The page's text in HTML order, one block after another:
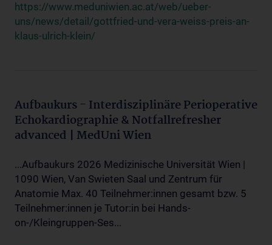
https://www.meduniwien.ac.at/web/ueber-
uns/news/detail/gottfried-und-vera-weiss-preis-an-
klaus-ulrich-klein/
Aufbaukurs - Interdisziplinäre Perioperative
Echokardiographie & Notfallrefresher
advanced | MedUni Wien
...Aufbaukurs 2026 Medizinische Universität Wien |
1090 Wien, Van Swieten Saal und Zentrum für
Anatomie Max. 40 Teilnehmer:innen gesamt bzw. 5
Teilnehmer:innen je Tutor:in bei Hands-
on-/Kleingruppen-Ses...